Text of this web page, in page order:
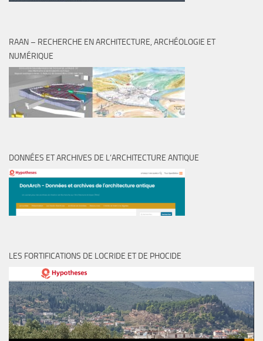
RAAN – RECHERCHE EN ARCHITECTURE, ARCHÉOLOGIE ET
NUMÉRIQUE
DONNÉES ET ARCHIVES DE L’ARCHITECTURE ANTIQUE
LES FORTIFICATIONS DE LOCRIDE ET DE PHOCIDE